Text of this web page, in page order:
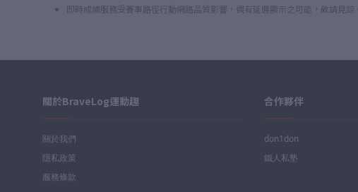
即時成績服務受賽事路徑行動網路品質影響，偶有延遲顯示之可能，敬請見諒。
關於BraveLog運動趣
關於我們
隱私政策
服務條款
合作夥伴
don1don
鐵人私塾